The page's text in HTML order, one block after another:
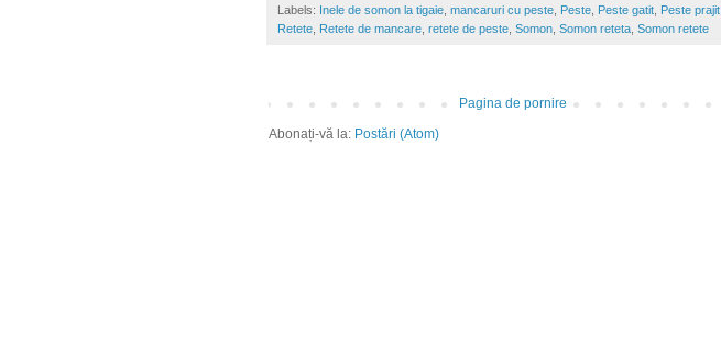
Labels: Inele de somon la tigaie mancaruri cu peste Peste Peste gatit Peste prajit
Retete Retete de mancare retete de peste Somon Somon reteta Somon retete
Pagina de pornire
Abonați-vă la: Postări (Atom)